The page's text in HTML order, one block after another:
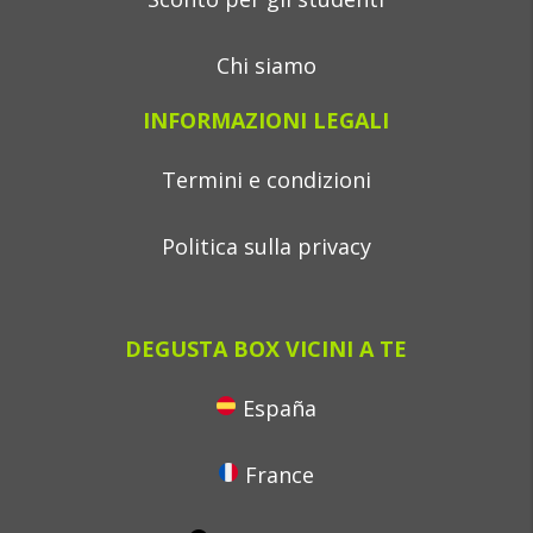
Chi siamo
INFORMAZIONI LEGALI
Termini e condizioni
Politica sulla privacy
DEGUSTA BOX VICINI A TE
España
France